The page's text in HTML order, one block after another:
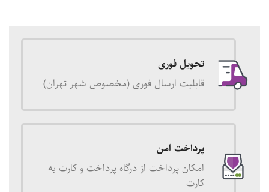
تحویل فوری
قابلیت ارسال فوری (مخصوص شهر تهران)
پرداخت امن
امکان پرداخت از درگاه پرداخت و کارت به
کارت